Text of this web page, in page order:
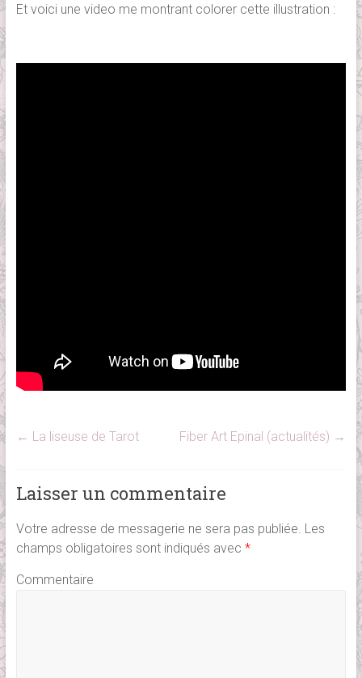
Et voici une video me montrant colorer cette illustration :
← La liseuse de Tarot Fiber Art Epinal (actualités) →
Laisser un commentaire
Votre adresse de messagerie ne sera pas publiée. Les
champs obligatoires sont indiqués avec *
Commentaire